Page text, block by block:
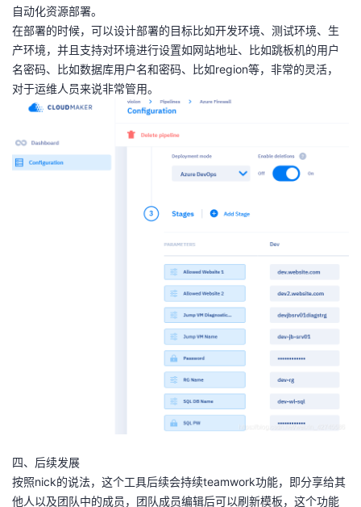
自动化资源部署。
在部署的时候，可以设计部署的目标比如开发环境、测试环境、生
产环境，并且支持对环境进行设置如网站地址、比如跳板机的用户
名密码、比如数据库用户名和密码、比如region等，非常的灵活，
对于运维人员来说非常管用。
四、后续发展
按照nick的说法，这个工具后续会持续teamwork功能，即分享给其
他人以及团队中的成员，团队成员编辑后可以刷新模板，这个功能